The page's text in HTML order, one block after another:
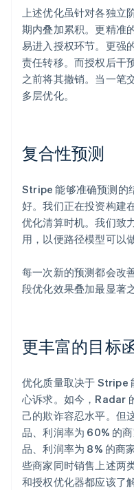
上述优化虽针对各独立
期内叠加累积。更精准
易进入授权环节。更强
责任转移。而授权后干
之前将其撤销。当一笔
多层优化。
复合性预测
Stripe 能够准确预测的
好。我们正在投资构建
优化清算时机。我们致
用，以便路径模型可以
每一次新的预测都会改
段优化效果叠加最显著之
更丰富的目标
优化质量取决于 Stripe
心诉求。如今，Radar
己的欺诈容忍水平。但
品、利润率为 60% 的
品、利润率为 8% 的商
些商家同时销售上述两
和授权优化器都应该了